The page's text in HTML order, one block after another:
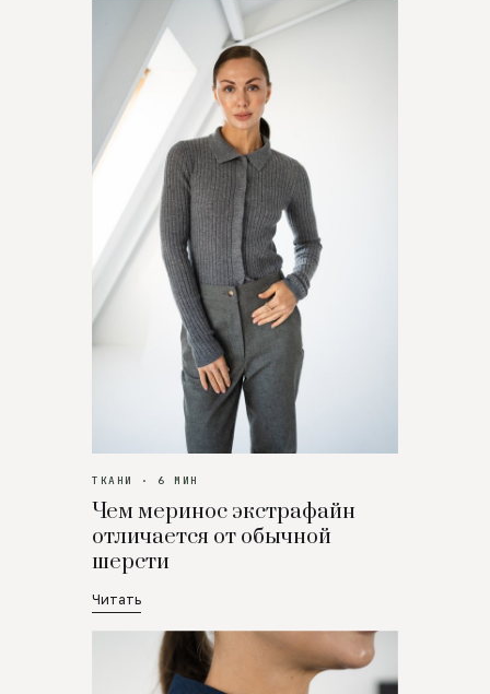
ТКАНИ · 6 МИН
Чем меринос экстрафайн
отличается от обычной
шерсти
Читать